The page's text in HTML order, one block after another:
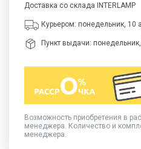
Доставка со склада INTERLAMP
Курьером: понедельник, 10
Пункт выдачи: понедельник,
Возможность приобретения в
менеджера. Количество и
менеджера.